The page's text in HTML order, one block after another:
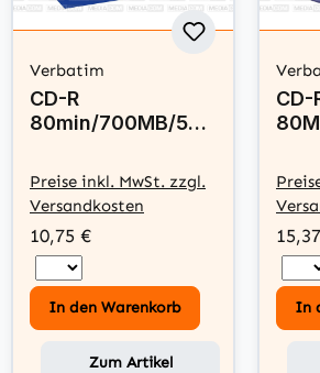
Verbatim
CD-R
80min/700MB/52x
Disc)
Preise inkl. MwSt. zzgl.
Versandkosten
10,75 €
In den Warenkorb
Zum Artikel
CD-
In